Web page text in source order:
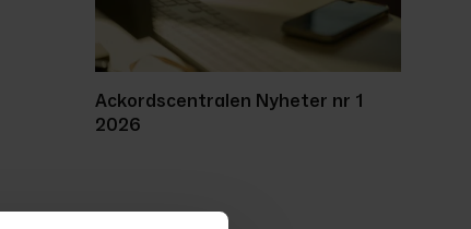
Ackordscentralen Nyheter nr 1
2026